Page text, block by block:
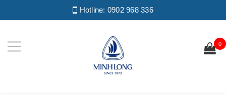
Hotline: 0902 968 336
0